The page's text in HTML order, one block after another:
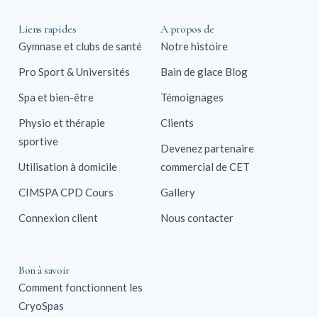
Liens rapides
Gymnase et clubs de santé
Pro Sport & Universités
Spa et bien-être
Physio et thérapie
sportive
Utilisation à domicile
CIMSPA CPD Cours
Connexion client
A propos de
Notre histoire
Bain de glace Blog
Témoignages
Clients
Devenez partenaire
commercial de CET
Gallery
Nous contacter
Bon à savoir
Comment fonctionnent les
CryoSpas